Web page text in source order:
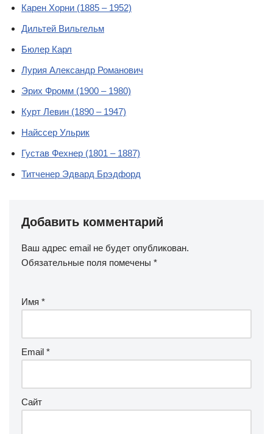
Карен Хорни (1885 – 1952)
Дильтей Вильгельм
Бюлер Карл
Лурия Александр Романович
Эрих Фромм (1900 – 1980)
Курт Левин (1890 – 1947)
Найссер Ульрик
Густав Фехнер (1801 – 1887)
Титченер Эдвард Брэдфорд
Добавить комментарий
Ваш адрес email не будет опубликован.
Обязательные поля помечены *
Имя *
Email *
Сайт